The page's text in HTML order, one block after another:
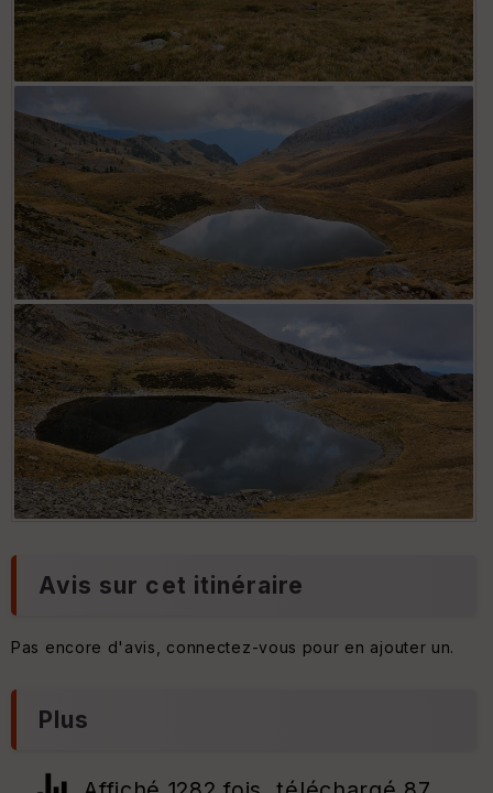
Lac Petit
Avis sur cet itinéraire
Pas encore d'avis, connectez-vous pour en ajouter un.
Plus